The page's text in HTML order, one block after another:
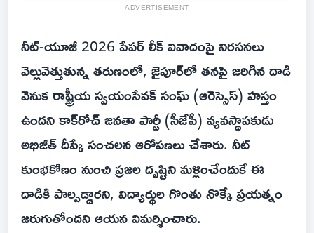
ADVERTISEMENT
నీట్-యూజీ 2026 పేపర్ లీక్ వివాదంపై నిరసనలు
వెల్లువెత్తుతున్న తరుణంలో, జైపూర్‌లో తనపై జరిగిన దాడి
వెనుక రాష్ట్రీయ స్వయంసేవక్ సంఘ్ (ఆరెస్సెస్) హస్తం
ఉందని కాక్‌రోచ్ జనతా పార్టీ (సీజేపీ) వ్యవస్థాపకుడు
అభిజీత్ దీప్కే సంచలన ఆరోపణలు చేశారు. నీట్
కుంభకోణం నుంచి ప్రజల దృష్టిని మళ్లించేందుకే ఈ
దాడికి పాల్పడ్డారని, విద్యార్థుల గొంతు నొక్కే ప్రయత్నం
జరుగుతోందని ఆయన విమర్శించారు.